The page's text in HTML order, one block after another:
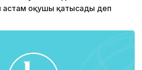
оқушы қатысады деп